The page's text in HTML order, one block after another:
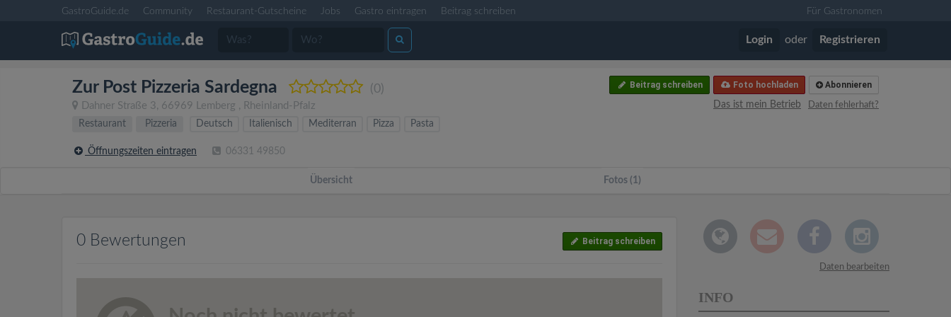
GastroGuide.de Community Restaurant-Gutscheine Jobs Gastro eintragen Beitrag schreiben Für Gastronomen
Login oder Registrieren
Zur Post Pizzeria Sardegna (0)
Dahner Straße 3, 66969 Lemberg , Rheinland-Pfalz
Abonnieren
Foto hochladen
Beitrag schreiben
Daten fehlerhaft?
Das ist mein Betrieb
Restaurant
Pizzeria Deutsch Italienisch Mediterran Pizza Pasta
Öffnungszeiten eintragen 06331 49850
Übersicht Fotos (1)
0 Bewertungen Beitrag schreiben
Daten bearbeiten
INFO